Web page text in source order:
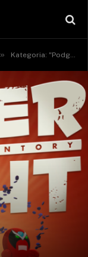
» Kategoria: "Podgląd" (Strona 3)